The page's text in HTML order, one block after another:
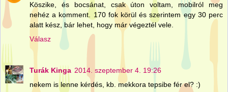
Köszike, és bocsánat, csak úton voltam, mobilról meg
nehéz a komment. 170 fok körül és szerintem egy 30 perc
alatt kész, bár lehet, hogy már végeztél vele.
Válasz
Turák Kinga 2014. szeptember 4. 19:26
nekem is lenne kérdés, kb. mekkora tepsibe fér el? :)